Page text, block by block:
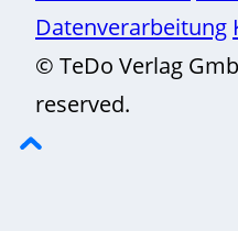
Datenverarbeitung
© TeDo Verlag
reserved.